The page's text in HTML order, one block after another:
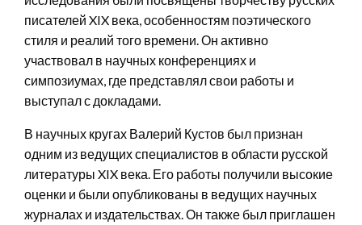
писателей XIX века, особенностям поэтического
стиля и реалий того времени. Он активно
участвовал в научных конференциях и
симпозиумах, где представлял свои работы и
выступал с докладами.
В научных кругах Валерий Кустов был признан
одним из ведущих специалистов в области русской
литературы XIX века. Его работы получили высокие
оценки и были опубликованы в ведущих научных
журналах и издательствах. Он также был приглашен